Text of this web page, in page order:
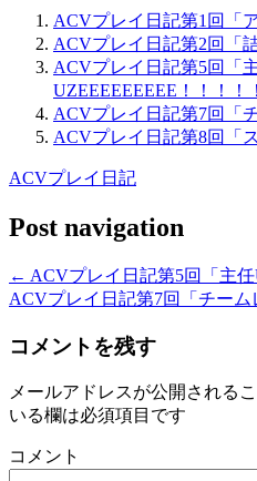
ACVプレイ日記第1回「
ACVプレイ日記第2回「
ACVプレイ日記第5回「
UZEEEEEEEEE！！！！
ACVプレイ日記第7回「
ACVプレイ日記第8回「
ACVプレイ日記
Post navigation
← ACVプレイ日記第5回「主任
ACVプレイ日記第7回「チーム
コメントを残す
メールアドレスが公開される
いる欄は必須項目です
コメント